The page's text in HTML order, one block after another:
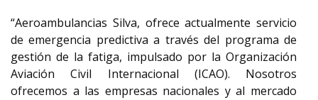
“Aeroambulancias Silva, ofrece actualmente servicio
de emergencia predictiva a través del programa de
gestión de la fatiga, impulsado por la Organización
Aviación Civil Internacional (ICAO). Nosotros
ofrecemos a las empresas nacionales y al mercado